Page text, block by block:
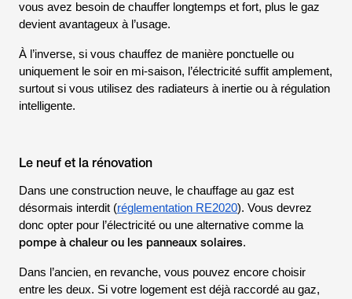
vous avez besoin de chauffer longtemps et fort, plus le gaz
devient avantageux à l’usage.
À l’inverse, si vous chauffez de manière ponctuelle ou
uniquement le soir en mi-saison, l’électricité suffit amplement,
surtout si vous utilisez des radiateurs à inertie ou à régulation
intelligente.
Le neuf et la rénovation
Dans une construction neuve, le chauffage au gaz est
désormais interdit (réglementation RE2020). Vous devrez
donc opter pour l’électricité ou une alternative comme la
pompe à chaleur ou les panneaux solaires.
Dans l’ancien, en revanche, vous pouvez encore choisir
entre les deux. Si votre logement est déjà raccordé au gaz,